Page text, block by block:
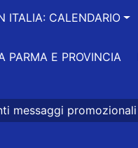
ITALIA: CALENDARIO
PARMA E PROVINCIA
e commerciali